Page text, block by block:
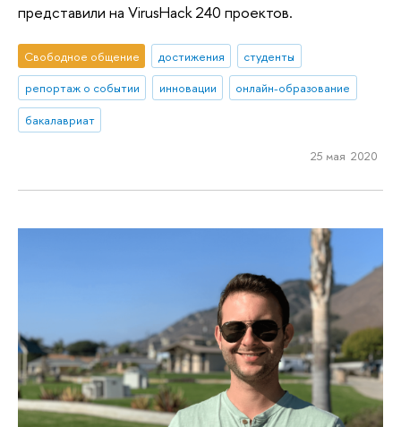
представили на VirusHack 240 проектов.
Свободное общение достижения
студенты
репортаж о событии
инновации
онлайн-образование
бакалавриат
25 мая 2020